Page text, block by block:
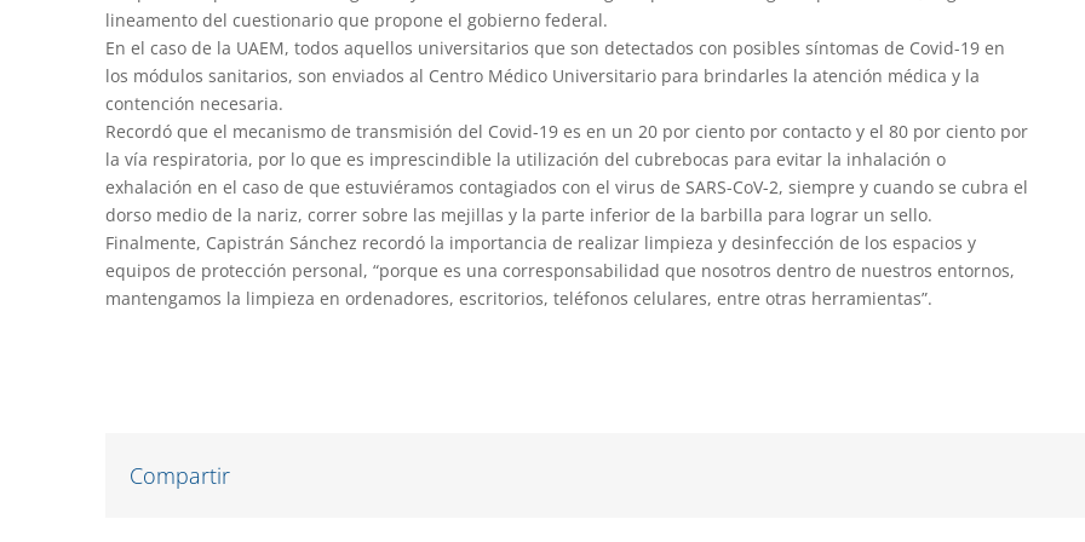
lineamento del cuestionario que propone el gobierno federal.
En el caso de la UAEM, todos aquellos universitarios que son detectados con posibles síntomas de Covid-19 en
los módulos sanitarios, son enviados al Centro Médico Universitario para brindarles la atención médica y la
contención necesaria.
Recordó que el mecanismo de transmisión del Covid-19 es en un 20 por ciento por contacto y el 80 por ciento por
la vía respiratoria, por lo que es imprescindible la utilización del cubrebocas para evitar la inhalación o
exhalación en el caso de que estuviéramos contagiados con el virus de SARS-CoV-2, siempre y cuando se cubra el
dorso medio de la nariz, correr sobre las mejillas y la parte inferior de la barbilla para lograr un sello.
Finalmente, Capistrán Sánchez recordó la importancia de realizar limpieza y desinfección de los espacios y
equipos de protección personal, “porque es una corresponsabilidad que nosotros dentro de nuestros entornos,
mantengamos la limpieza en ordenadores, escritorios, teléfonos celulares, entre otras herramientas”.
Compartir